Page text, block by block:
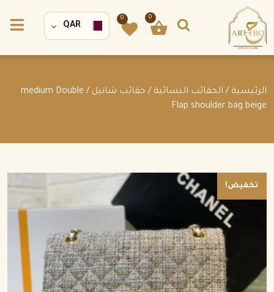
0
0
QAR
الرئيسية / الحقائب النسائية / حقائب شانيل
/ medium Double
Flap shoulder bag beige
تخفيض!